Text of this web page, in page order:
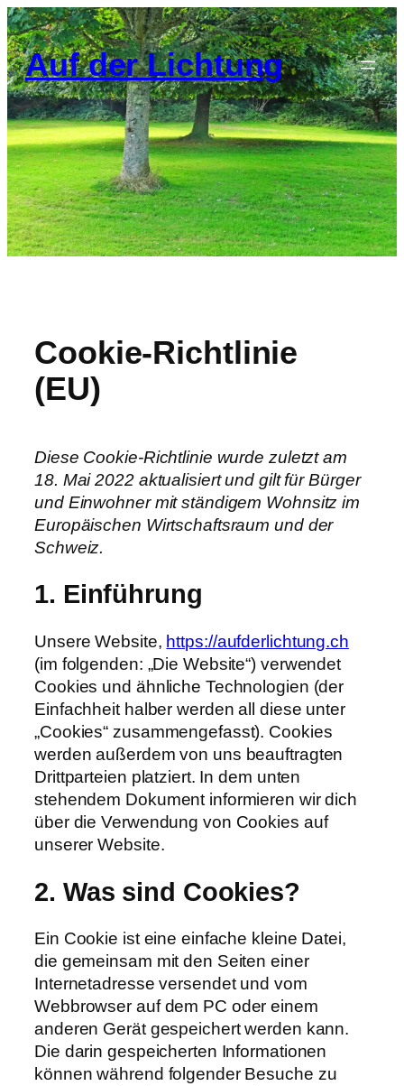
Zum
Inhalt
springen
Auf der Lichtung
Cookie-Richtlinie
(EU)
Diese Cookie-Richtlinie wurde zuletzt am
18. Mai 2022 aktualisiert und gilt für Bürger
und Einwohner mit ständigem Wohnsitz im
Europäischen Wirtschaftsraum und der
Schweiz.
1. Einführung
Unsere Website, https://aufderlichtung.ch
(im folgenden: „Die Website“) verwendet
Cookies und ähnliche Technologien (der
Einfachheit halber werden all diese unter
„Cookies“ zusammengefasst). Cookies
werden außerdem von uns beauftragten
Drittparteien platziert. In dem unten
stehendem Dokument informieren wir dich
über die Verwendung von Cookies auf
unserer Website.
2. Was sind Cookies?
Ein Cookie ist eine einfache kleine Datei,
die gemeinsam mit den Seiten einer
Internetadresse versendet und vom
Webbrowser auf dem PC oder einem
anderen Gerät gespeichert werden kann.
Die darin gespeicherten Informationen
können während folgender Besuche zu